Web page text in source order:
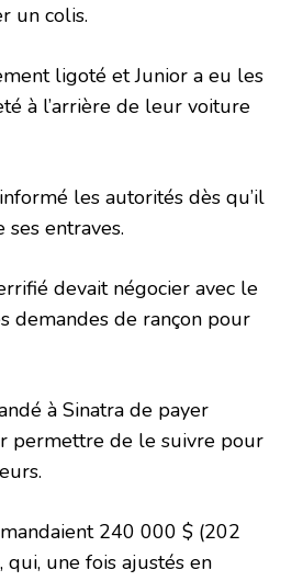
un colis.
ligoté et Junior a eu les
à l’arrière de leur voiture
les autorités dès qu’il
entraves.
devait négocier avec le
demandes de rançon pour
à Sinatra de payer
permettre de le suivre pour
240 000 $ (202
une fois ajustés en